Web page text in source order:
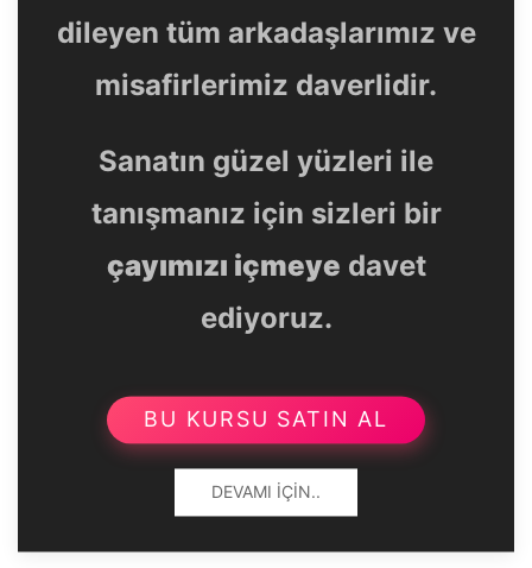
dileyen tüm arkadaşlarımız ve
misafirlerimiz daverlidir.
Sanatın güzel yüzleri ile
tanışmanız için sizleri bir
çayımızı içmeye davet
ediyoruz.
BU KURSU SATIN AL
DEVAMI İÇIN..